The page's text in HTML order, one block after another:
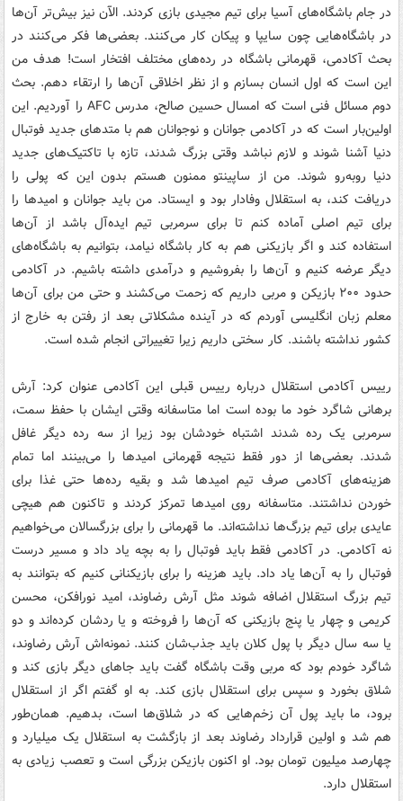
در جام باشگاه‌های آسیا برای تیم مجیدی بازی کردند. الآن نیز بیش‌تر آن‌ها
در باشگاه‌هایی چون سایپا و پیکان کار می‌کنند. بعضی‌ها فکر می‌کنند در
بحث آکادمی، قهرمانی باشگاه در رده‌های مختلف افتخار است! هدف من
این است که اول انسان بسازم و از نظر اخلاقی آن‌ها را ارتقاء دهم. بحث
دوم مسائل فنی است که امسال حسین صالح، مدرس AFC را آوردیم. این
اولین‌بار است که در آکادمی جوانان و نوجوانان هم با متدهای جدید فوتبال
دنیا آشنا شوند و لازم نباشد وقتی بزرگ شدند، تازه با تاکتیک‌های جدید
دنیا روبه‌رو شوند. من از ساپینتو ممنون هستم بدون این که پولی را
دریافت کند، به استقلال وفادار بود و ایستاد. من باید جوانان و امیدها را
برای تیم اصلی آماده کنم تا برای سرمربی تیم ایده‌آل باشد از آن‌ها
استفاده کند و اگر بازیکنی هم به کار باشگاه نیامد، بتوانیم به باشگاه‌های
دیگر عرضه کنیم و آن‌ها را بفروشیم و درآمدی داشته باشیم. در آکادمی
حدود ۲۰۰ بازیکن و مربی داریم که زحمت می‌کشند و حتی من برای آن‌ها
معلم زبان انگلیسی آوردم که در آینده مشکلاتی بعد از رفتن به خارج از
کشور نداشته باشند. کار سختی داریم زیرا تغییراتی انجام شده است.
رییس آکادمی استقلال درباره رییس قبلی این آکادمی عنوان کرد: آرش
برهانی شاگرد خود ما بوده است اما متاسفانه وقتی ایشان با حفظ سمت،
سرمربی یک رده شدند اشتباه خودشان بود زیرا از سه رده دیگر غافل
شدند. بعضی‌ها از دور فقط نتیجه قهرمانی امیدها را می‌بینند اما تمام
هزینه‌های آکادمی صرف تیم امیدها شد و بقیه رده‌ها حتی غذا برای
خوردن نداشتند. متاسفانه روی امیدها تمرکز کردند و تاکنون هم هیچی
عایدی برای تیم بزرگ‌ها نداشته‌اند. ما قهرمانی را برای بزرگسالان می‌خواهیم
نه آکادمی. در آکادمی فقط باید فوتبال را به بچه یاد داد و مسیر درست
فوتبال را به آن‌ها یاد داد. باید هزینه را برای بازیکنانی کنیم که بتوانند به
تیم بزرگ استقلال اضافه شوند مثل آرش رضاوند، امید نورافکن، محسن
کریمی و چهار یا پنج بازیکنی که آن‌ها را فروخته و یا ردشان کرده‌اند و دو
یا سه سال دیگر با پول کلان باید جذب‌شان کنند. نمونه‌اش آرش رضاوند،
شاگرد خودم بود که مربی وقت باشگاه گفت باید جاهای دیگر بازی کند و
شلاق بخورد و سپس برای استقلال بازی کند. به او گفتم اگر از استقلال
برود، ما باید پول آن زخم‌هایی که در شلاق‌ها است، بدهیم. همان‌طور
هم شد و اولین قرارداد رضاوند بعد از بازگشت به استقلال یک میلیارد و
چهارصد میلیون تومان بود. او اکنون بازیکن بزرگی است و تعصب زیادی به
استقلال دارد.